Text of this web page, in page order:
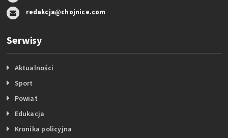
redakcja@chojnice.com
Serwisy
Aktualności
Sport
Powiat
Edukacja
Kronika policyjna